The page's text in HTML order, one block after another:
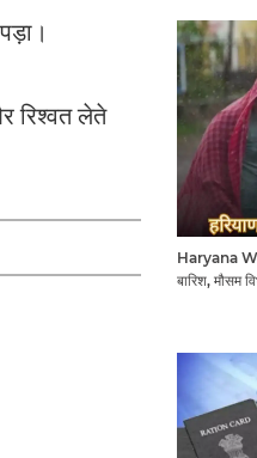
रिश्वत लेते
Haryana
बारिश, मौसम